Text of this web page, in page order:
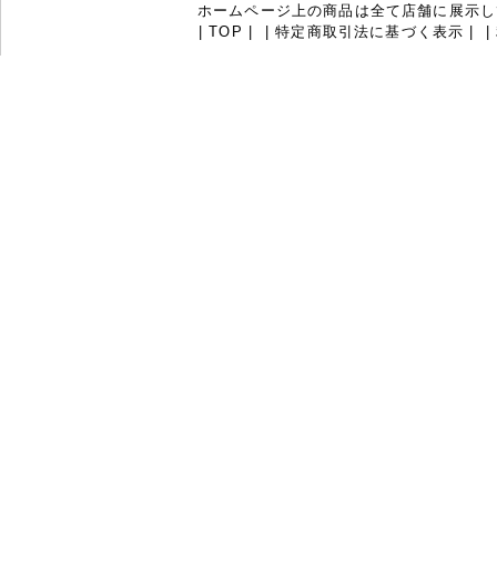
ホームページ上の商品は全て店舗に展示
|TOP |特定商取引法に基づく表示 |